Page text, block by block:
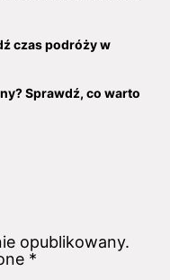
czas podróży w
Sprawdź, co warto
opublikowany.
*